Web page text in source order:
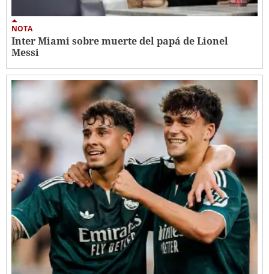
NOTA
Inter Miami sobre muerte del papá de Lionel
Messi